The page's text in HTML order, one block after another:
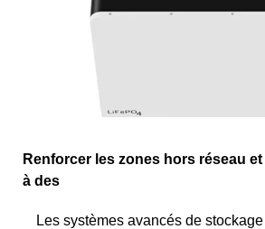
Renforcer les zones hors réseau
à des
Les systèmes avancés de